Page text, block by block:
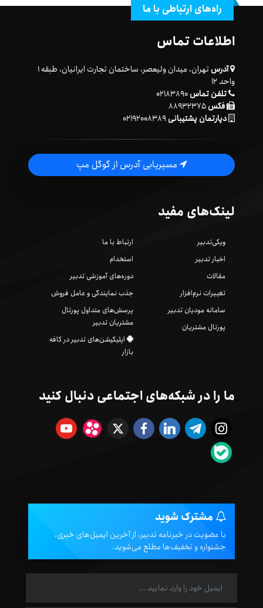
راه‌های ارتباطی با ما
اطلاعات تماس
آدرس
تهران، میدان ولیعصر، ساختمان تجارت ایرانیان، طبقه ۱
واحد ۱۲
تلفن تماس۰۲۱۸۳۸۹۰
فکس
دپارتمان پشتیبانی۰۲۱۹۲۰۰۸۳۸۹
مسیریابی آدرس از گوگل مپ
لینک‌های مفید
ویکی‌تدبیر
اخبار تدبیر
مقالات
تغییرات نرم‌افزار
سامانه مودیان تدبیر
پورتال مشتریان
ارتباط با ما
استخدام
دوره‌های آموزشی تدبیر
جذب نمایندگی و عامل فروش
پرسش‌های متداول پورتال
مشتریان تدبیر
اپلیکیشن‌های تدبیر در کافه
بازار
ما را در شبکه‌های اجتماعی دنبال کنید
مشترک شوید
با عضویت در خبرنامه تدبیر، از آخرین ایمیل‌های خبری،
جشنواره و تخفیف‌ها مطلع می‌شوید.